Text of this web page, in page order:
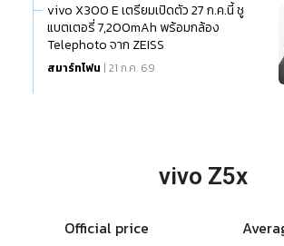
vivo X300 E เตรียมเปิดตัว 27 ก.ค.นี้ ชู
แบตเตอรี่ 7,200mAh พร้อมกล้อง
Telephoto จาก ZEISS
สมาร์ทโฟน | 21 ก.ค. 69
vivo Z5x
Official price